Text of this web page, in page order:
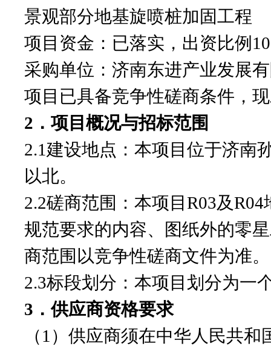
景观部分地基旋喷桩加固工程
项目资金：已落实，出资比例
采购单位：济南东进产业发展
项目已具备竞争性磋商条件，
2．项目概况与招标范围
2.1建设地点：本项目位于济南
以北。
2.2磋商范围：本项目R03及
规范要求的内容、图纸外的零
商范围以竞争性磋商文件为准。
2.3标段划分：本项目划分为一
3．供应商资格要求
（1）供应商须在中华人民共